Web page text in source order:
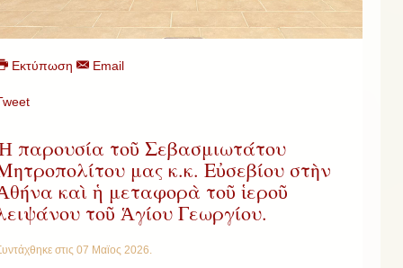
Εκτύπωση Email
παρουσία τοῦ Σεβασμιωτάτου
μας κ.κ. Εὐσεβίου στὴν
καὶ ἡ μεταφορὰ τοῦ ἱεροῦ
τοῦ Ἁγίου Γεωργίου.
στις 07 Μαϊος 2026